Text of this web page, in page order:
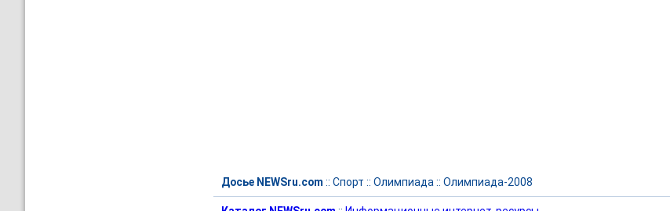
Досье NEWSru.com :: Спорт :: Олимпиада :: Олимпиада-2008